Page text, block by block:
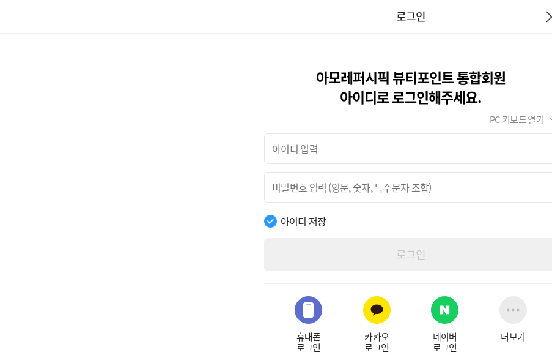
로그인
아모레퍼시픽 뷰티포인트 통합회원
아이디로 로그인해주세요.
PC 키보드 열기
아이디 저장
로그인
휴대폰
로그인
카카오
로그인
네이버
로그인
더보기